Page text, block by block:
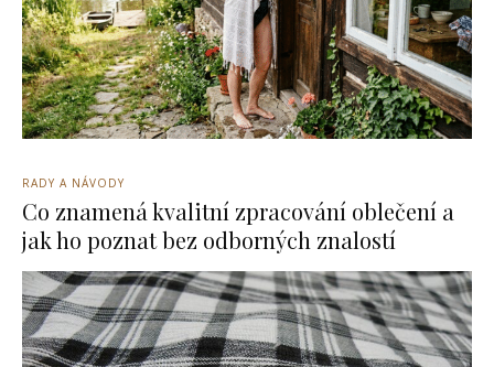
RADY A NÁVODY
Co znamená kvalitní zpracování oblečení a
jak ho poznat bez odborných znalostí